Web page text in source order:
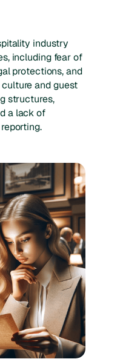
industry
including fear of
protections, and
and guest
structures,
a lack of